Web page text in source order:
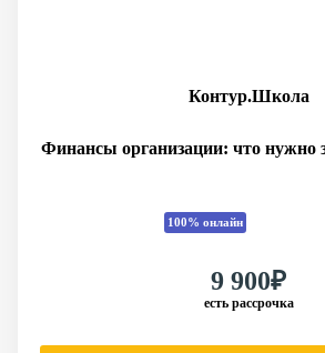
Контур.Школа
Финансы организации: что нужно
100% онлайн
9 900₽
есть рассрочка